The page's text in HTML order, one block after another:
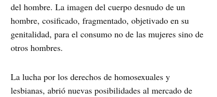
del hombre. La imagen del cuerpo desnudo de un
hombre, cosificado, fragmentado, objetivado en su
genitalidad, para el consumo no de las mujeres sino de
otros hombres.
La lucha por los derechos de homosexuales y
lesbianas, abrió nuevas posibilidades al mercado de